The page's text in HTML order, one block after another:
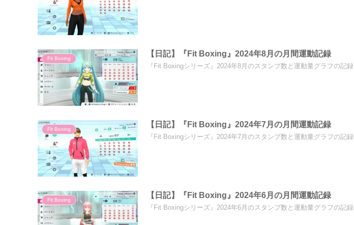
Fit Boxing
【日記】『Fit Boxing』2024年8月の月間運動記録
『Fit Boxingシリーズ』2024年8月のスタンプ数と運動量グラフの記録
Fit Boxing
【日記】『Fit Boxing』2024年7月の月間運動記録
『Fit Boxingシリーズ』2024年7月のスタンプ数と運動量グラフの記録
Fit Boxing
【日記】『Fit Boxing』2024年6月の月間運動記録
『Fit Boxingシリーズ』2024年6月のスタンプ数と運動量グラフの記録